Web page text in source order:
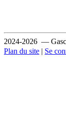
2024-2026 —
Plan du site | Se